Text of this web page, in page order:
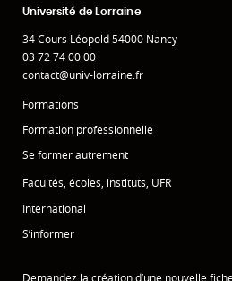
Université de Lorraine
34 Cours Léopold 54000 Nancy
03 72 74 00 00
contact@univ-lorraine.fr
Formations
Formation professionnelle
Se former autrement
Facultés, écoles, instituts, UFR
International
S’informer